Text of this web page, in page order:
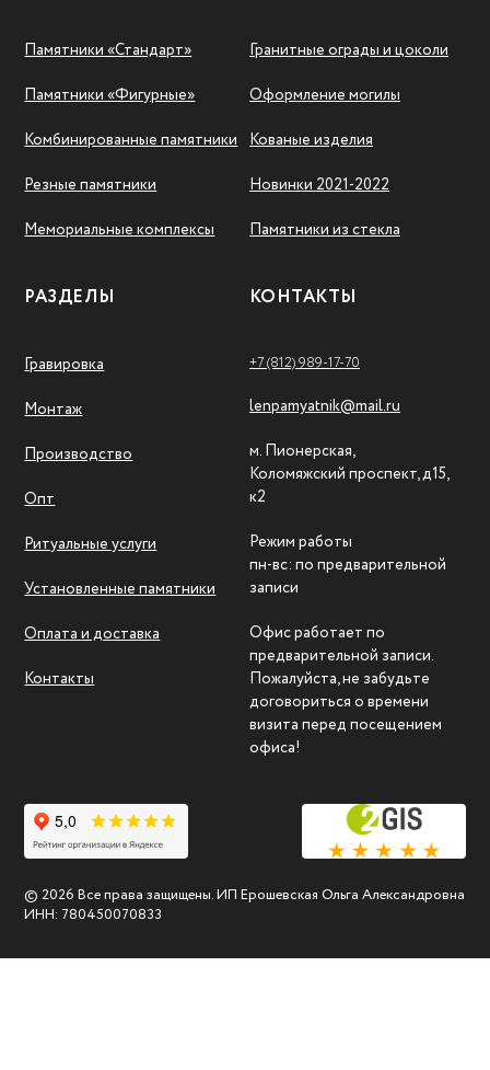
Памятники «Стандарт»
Памятники «Фигурные»
Комбинированные памятники
Резные памятники
Мемориальные комплексы
Гранитные ограды и цоколи
Оформление могилы
Кованые изделия
Новинки 2021-2022
Памятники из стекла
РАЗДЕЛЫ
Гравировка
Монтаж
Производство
Опт
Ритуальные услуги
Установленные памятники
Оплата и доставка
Контакты
КОНТАКТЫ
+7 (812) 989-17-70
lenpamyatnik@mail.ru
м. Пионерская,
Коломяжский проспект, д15,
к2
Режим работы
пн-вс: по предварительной
записи
Офис работает по
предварительной записи.
Пожалуйста, не забудьте
договориться о времени
визита перед посещением
офиса!
© 2026 Все права защищены. ИП Ерошевская Ольга Александровна
ИНН: 780450070833